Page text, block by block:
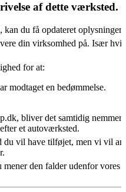
af dette værksted.
du få opdateret
din virksomhed på. Især
for at:
modtaget en bedømmelse.
bliver det samtidig
et autoværksted.
du vil have tilføjet, men vi vil
den falder udenfor vores